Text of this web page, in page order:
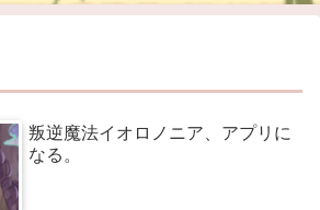
叛逆魔法イオロノニア、アプリに
なる。